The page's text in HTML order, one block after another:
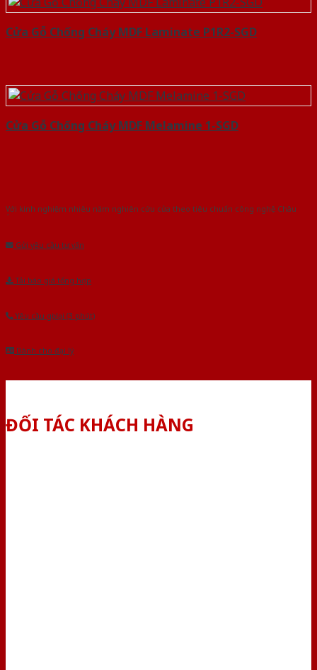
Cửa Gỗ Chống Cháy MDF Laminate P1R2-SGD
Cửa Gỗ Chống Cháy MDF Melamine 1-SGD
Với kinh nghiệm nhiêu năm nghiên cứu cửa theo tiêu chuẩn công nghệ Châu
Gửi yêu cầu tư vấn
Tải báo giá tổng hợp
Yêu cầu gọi lại (3 phút)
Dành cho đại lý
ĐỐI TÁC KHÁCH HÀNG